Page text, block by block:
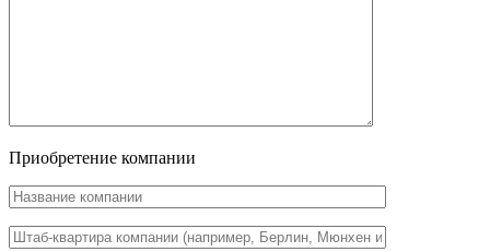
Приобретение компании